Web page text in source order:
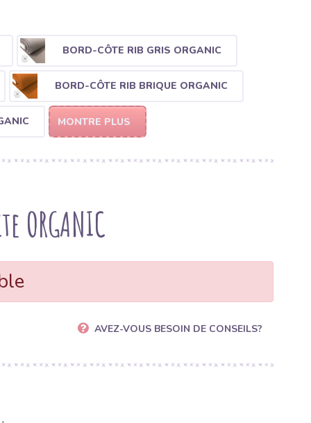
BORD-CÔTE RIB GRIS ORGANIC
BORD-CÔTE RIB BRIQUE ORGANIC
MONTRE PLUS
AVEZ-VOUS BESOIN DE CONSEILS?